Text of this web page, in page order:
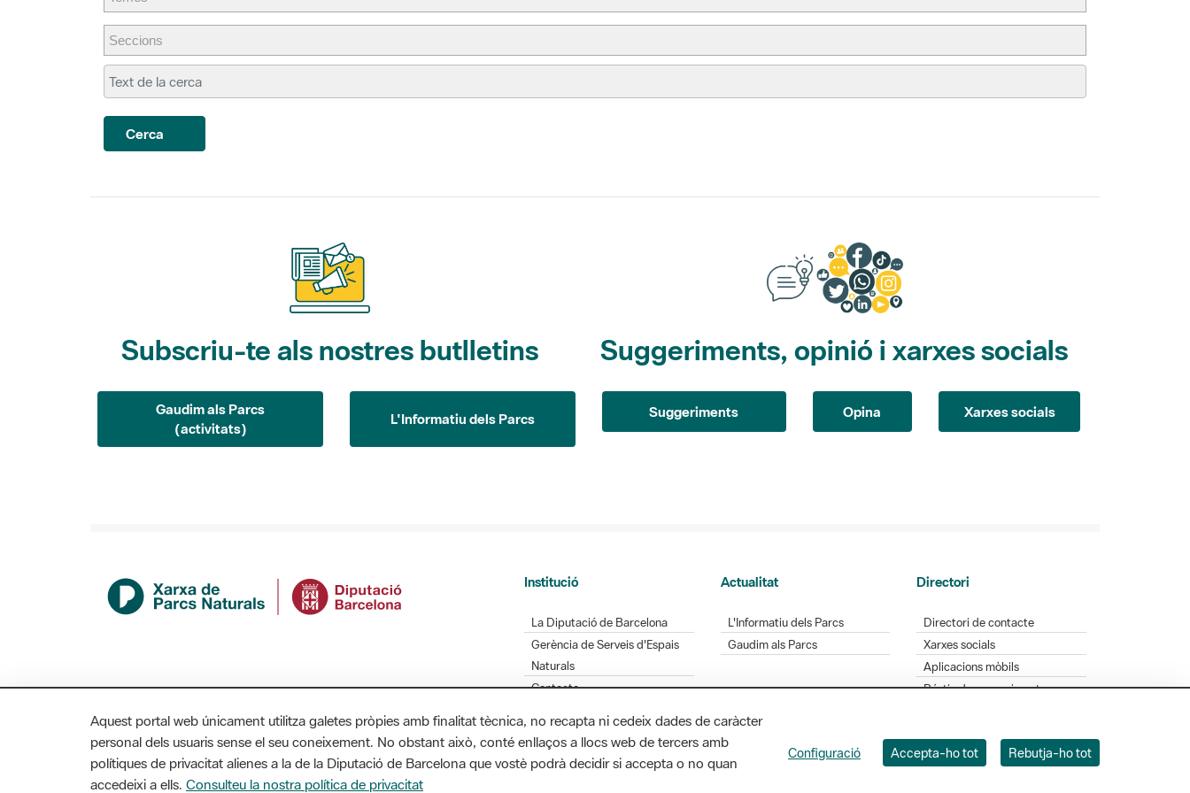
Cerca
Subscriu-te als nostres butlletins
Gaudim als Parcs
(activitats)
L'Informatiu dels Parcs
Suggeriments, opinió i xarxes socials
Suggeriments Opina Xarxes socials
Institució
La Diputació de Barcelona
Gerència de Serveis d'Espais
Naturals
Contacte
Actualitat
L'Informatiu dels Parcs
Gaudim als Parcs
Directori
Directori de contacte
Xarxes socials
Aplicacions mòbils
Bústia de suggeriments
Diputació de Barcelona. Edifici Llacuna, 1a planta. Badajoz, 49. 08005 Barcelona. Tel. 934 022 428
Aquest portal web únicament utilitza galetes pròpies amb finalitat tècnica, no recapta ni cedeix dades de caràcter
personal dels usuaris sense el seu coneixement. No obstant això, conté enllaços a llocs web de tercers amb
polítiques de privacitat alienes a la de la Diputació de Barcelona que vostè podrà decidir si accepta o no quan
accedeixi a ells. Consulteu la nostra política de privacitat
Configuració Accepta-ho tot Rebutja-ho tot